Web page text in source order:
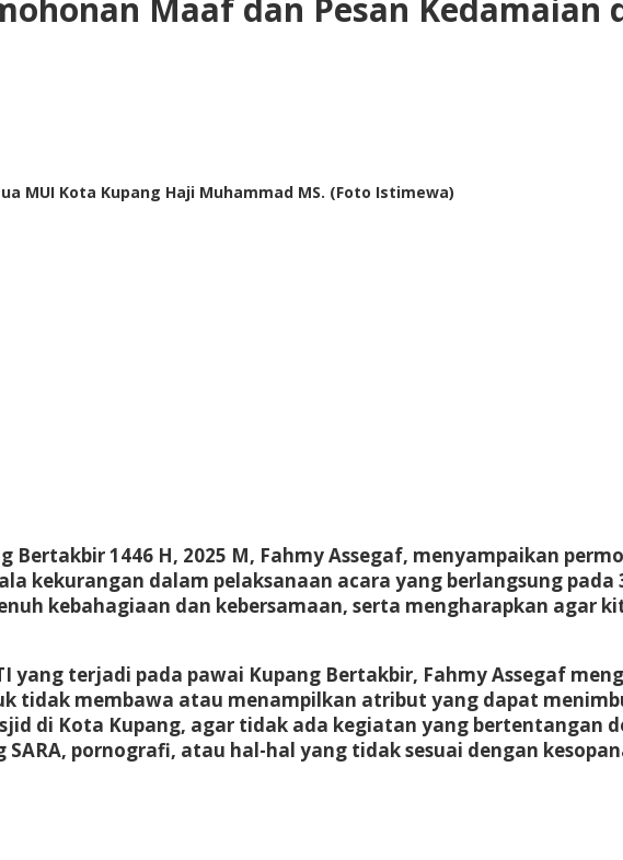
Maaf dan Pesan Kedamaian
MUI Kota Kupang Haji Muhammad MS. (Foto Istimewa)
1446 H, 2025 M, Fahmy Assegaf, menyampaikan
kekurangan dalam pelaksanaan acara yang berlangsung
kebahagiaan dan kebersamaan, serta mengharapkan agar
yang terjadi pada pawai Kupang Bertakbir, Fahmy Assegaf
tidak membawa atau menampilkan atribut yang dapat
di Kota Kupang, agar tidak ada kegiatan yang bertentangan
pornografi, atau hal-hal yang tidak sesuai dengan